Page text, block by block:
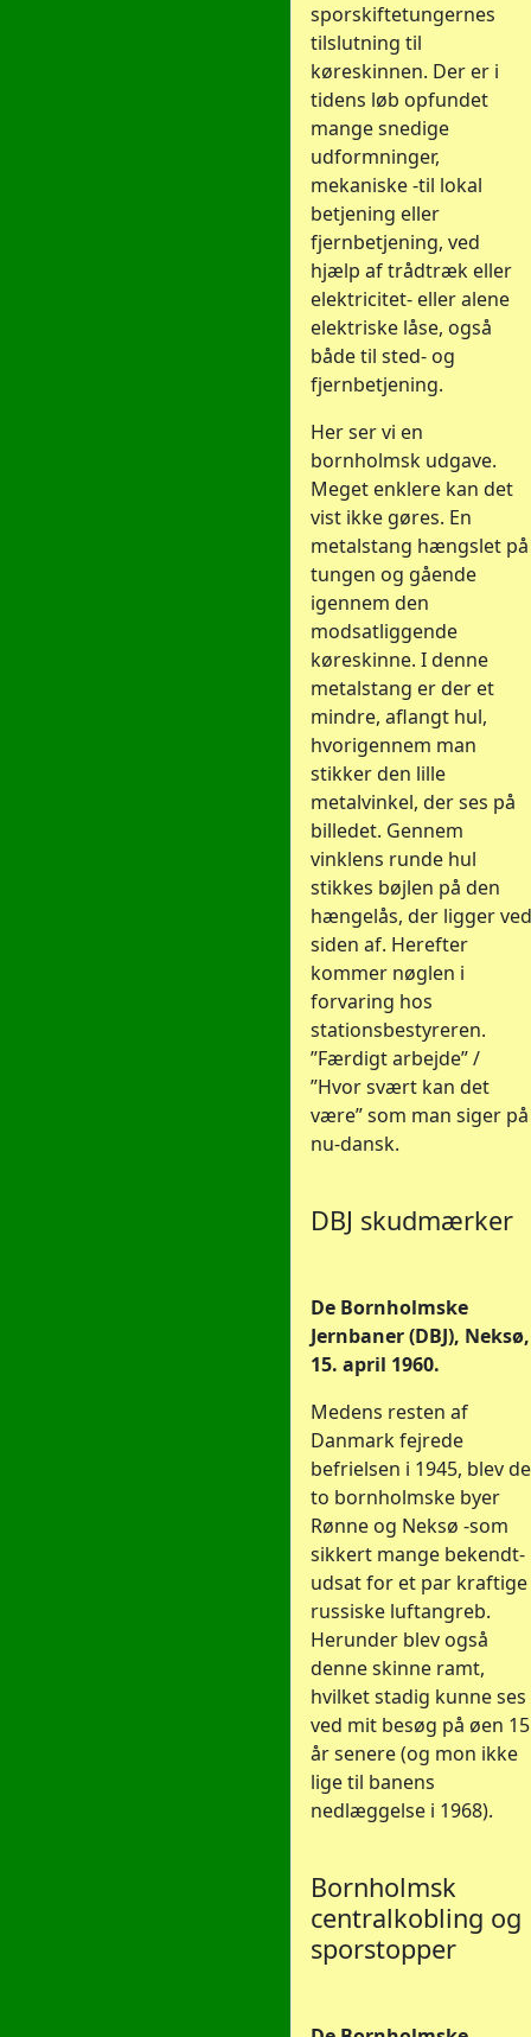
sporskiftetungernes
tilslutning til
køreskinnen. Der er i
tidens løb opfundet
mange snedige
udformninger,
mekaniske -til lokal
betjening eller
fjernbetjening, ved
hjælp af trådtræk eller
elektricitet- eller alene
elektriske låse, også
både til sted- og
fjernbetjening.
Her ser vi en
bornholmsk udgave.
Meget enklere kan det
vist ikke gøres. En
metalstang hængslet på
tungen og gående
igennem den
modsatliggende
køreskinne. I denne
metalstang er der et
mindre, aflangt hul,
hvorigennem man
stikker den lille
metalvinkel, der ses på
billedet. Gennem
vinklens runde hul
stikkes bøjlen på den
hængelås, der ligger ved
siden af. Herefter
kommer nøglen i
forvaring hos
stationsbestyreren.
”Færdigt arbejde” /
”Hvor svært kan det
være” som man siger på
nu-dansk.
DBJ skudmærker
De Bornholmske
Jernbaner (DBJ), Neksø,
15. april 1960.
Medens resten af
Danmark fejrede
befrielsen i 1945, blev de
to bornholmske byer
Rønne og Neksø -som
sikkert mange bekendt-
udsat for et par kraftige
russiske luftangreb.
Herunder blev også
denne skinne ramt,
hvilket stadig kunne ses
ved mit besøg på øen 15
år senere (og mon ikke
lige til banens
nedlæggelse i 1968).
Bornholmsk
centralkobling og
sporstopper